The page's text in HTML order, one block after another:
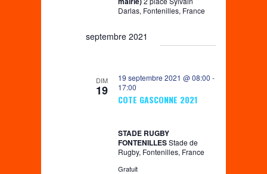
t
Darlas, Fontenilles, France
septembre 2021
DIM
19
COTE GASCONNE 2021
19 septembre 2021 @ 08:00 -
17:00
STADE RUGBY
FONTENILLESStade de
Rugby, Fontenilles, France
Gratuit